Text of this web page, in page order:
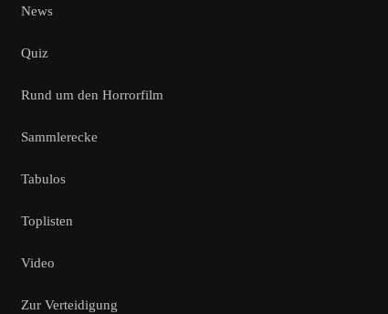
News
Quiz
Rund um den Horrorfilm
Sammlerecke
Tabulos
Toplisten
Video
Zur Verteidigung